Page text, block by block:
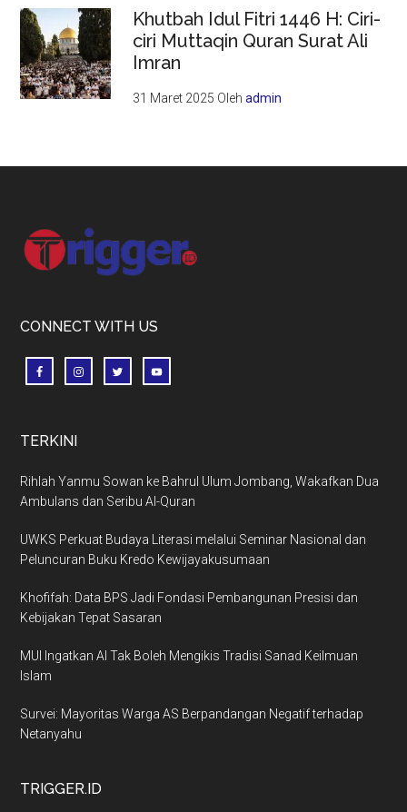
Khutbah Idul Fitri 1446 H: Ciri-
ciri Muttaqin Quran Surat Ali
Imran
31 Maret 2025 Olehadmin
Footer
CONNECT WITH US
TERKINI
Rihlah Yanmu Sowan ke Bahrul Ulum Jombang, Wakafkan Dua
Ambulans dan Seribu Al-Quran
UWKS Perkuat Budaya Literasi melalui Seminar Nasional dan
Peluncuran Buku Kredo Kewijayakusumaan
Khofifah: Data BPS Jadi Fondasi Pembangunan Presisi dan
Kebijakan Tepat Sasaran
MUI Ingatkan AI Tak Boleh Mengikis Tradisi Sanad Keilmuan
Islam
Survei: Mayoritas Warga AS Berpandangan Negatif terhadap
Netanyahu
TRIGGER.ID